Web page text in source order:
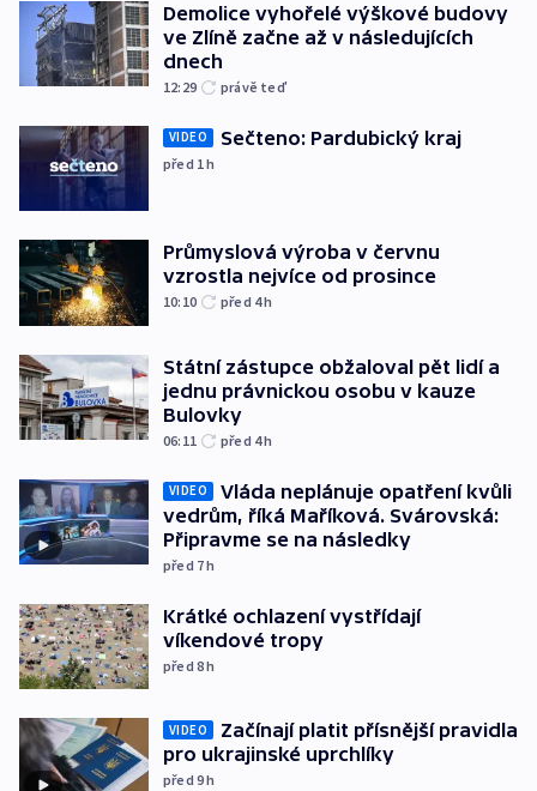
Demolice vyhořelé výškové budovy
ve Zlíně začne až v následujících
dnech
12:29 právě teď
VIDEO Sečteno: Pardubický kraj
před 1h
Průmyslová výroba v červnu
vzrostla nejvíce od prosince
10:10 před 4h
Státní zástupce obžaloval pět lidí a
jednu právnickou osobu v kauze
Bulovky
06:11 před 4h
VIDEO
Vláda neplánuje opatření kvůli
vedrům, říká Maříková. Svárovská:
Připravme se na následky
před 7h
Krátké ochlazení vystřídají
víkendové tropy
před 8h
VIDEO
Začínají platit přísnější pravidla
pro ukrajinské uprchlíky
před 9h